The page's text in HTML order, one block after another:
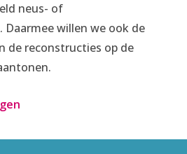
neus- of
willen we ook de
de reconstructies op de